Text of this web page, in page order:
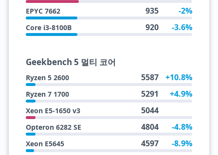
EPYC 7662 935 -2%
Core i3-8100B 920 -3.6%
Geekbench 5 멀티 코어
Ryzen 5 2600 5587 +10.8%
Ryzen 7 1700 5291 +4.9%
Xeon E5-1650 v3 5044
Opteron 6282 SE 4804 -4.8%
Xeon E5645 4597 -8.9%